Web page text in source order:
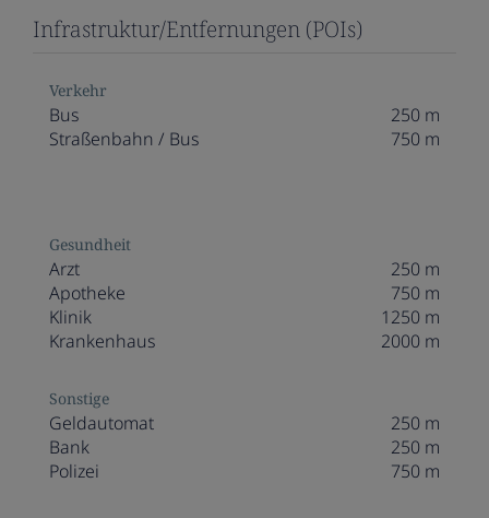
Infrastruktur/Entfernungen (POIs)
Verkehr
Bus
250 m
Straßenbahn / Bus
750 m
Gesundheit
Arzt
250 m
Apotheke
750 m
Klinik
1250 m
Krankenhaus
2000 m
Sonstige
Geldautomat
250 m
Bank
250 m
Polizei
750 m